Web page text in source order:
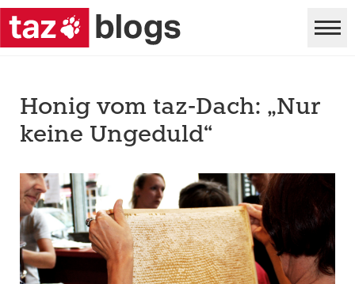
Honig vom taz-Dach: „Nur
keine Ungeduld“